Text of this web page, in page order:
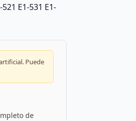
E1-531 E1-
Puede
de